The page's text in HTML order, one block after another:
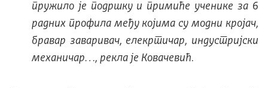
пружило је подршку и примиће ученике за 6
радних профила међу којима су модни кројач,
бравар заваривач, елекртичар, индустријски
механичар…, рекла је Ковачевић.